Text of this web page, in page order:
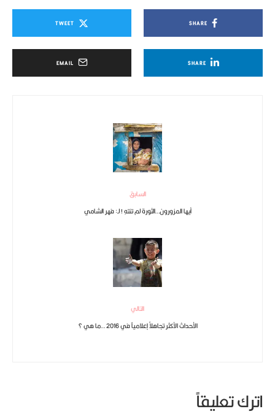
SHARE
TWEET
SHARE
EMAIL
السابق
أيها المزورون…الثورة لم تنتهِ ! لـ: فهر الشامي
التالي
الأحداث الأكثر تجاهلاً إعلامياً في 2016 …ما هي ؟
اترك تعليقاً